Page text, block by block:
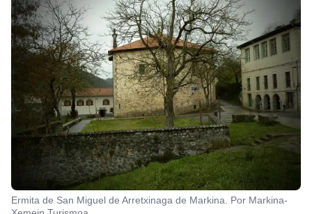
Ermita de San Miguel de Arretxinaga de Markina. Por Markina-